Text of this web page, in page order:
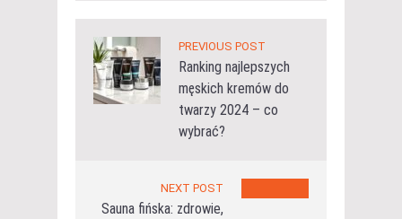
PREVIOUS POST
Ranking najlepszych
męskich kremów do
twarzy 2024 – co
wybrać?
NEXT POST
Sauna fińska: zdrowie,